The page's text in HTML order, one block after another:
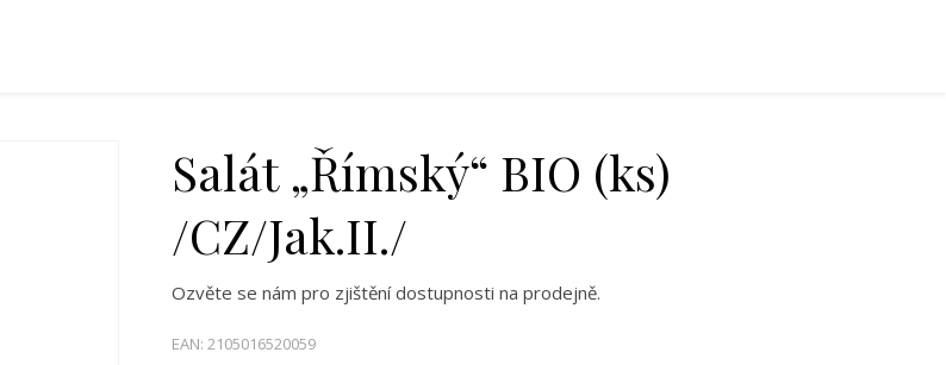
Salát „Římský“ BIO (ks)
/CZ/Jak.II./
Ozvěte se nám pro zjištění dostupnosti na prodejně.
EAN: 2105016520059